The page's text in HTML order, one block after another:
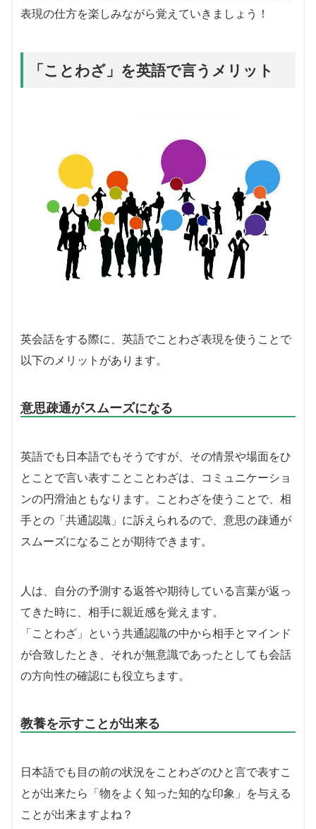
表現の仕方を楽しみながら覚えていきましょう！
「ことわざ」を英語で言うメリット
英会話をする際に、英語でことわざ表現を使うことで
以下のメリットがあります。
意思疎通がスムーズになる
英語でも日本語でもそうですが、その情景や場面をひ
とことで言い表すことことわざは、コミュニケーショ
ンの円滑油ともなります。ことわざを使うことで、相
手との「共通認識」に訴えられるので、意思の疎通が
スムーズになることが期待できます。
人は、自分の予測する返答や期待している言葉が返っ
てきた時に、相手に親近感を覚えます。
「ことわざ」という共通認識の中から相手とマインド
が合致したとき、それが無意識であったとしても会話
の方向性の確認にも役立ちます。
教養を示すことが出来る
日本語でも目の前の状況をことわざのひと言で表すこ
とが出来たら「物をよく知った知的な印象」を与える
ことが出来ますよね？